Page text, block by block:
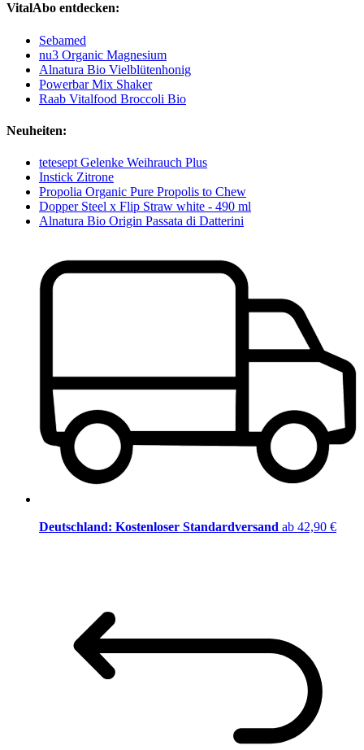
VitalAbo entdecken:
Sebamed
nu3 Organic Magnesium
Alnatura Bio Vielblütenhonig
Powerbar Mix Shaker
Raab Vitalfood Broccoli Bio
Neuheiten:
tetesept Gelenke Weihrauch Plus
Instick Zitrone
Propolia Organic Pure Propolis to Chew
Dopper Steel x Flip Straw white - 490 ml
Alnatura Bio Origin Passata di Datterini
Deutschland: Kostenloser Standardversand ab 42,90 €